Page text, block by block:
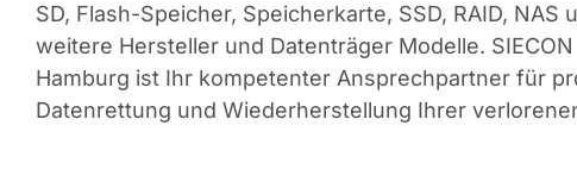
SD, Flash-Speicher, Speicherkarte, SSD, RAID, NAS
weitere Hersteller und Datenträger Modelle.
Hamburg ist Ihr kompetenter Ansprechpartner für
Datenrettung und Wiederherstellung Ihrer